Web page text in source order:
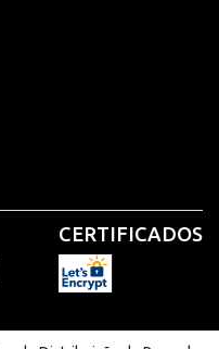
CERTIFICADOS